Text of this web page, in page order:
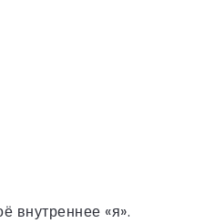
внутреннее «я».